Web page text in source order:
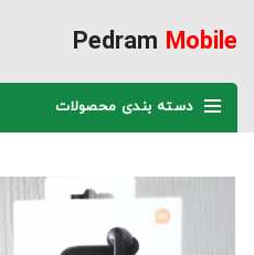
Pedram Mobile
دسته بندی محصولات